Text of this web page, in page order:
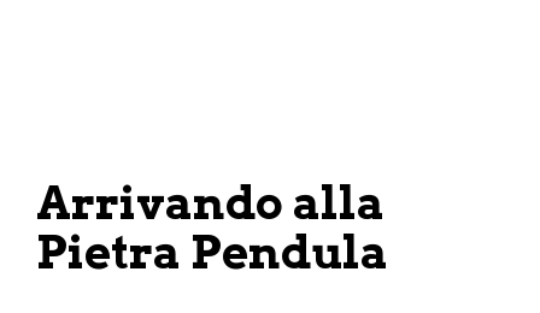
Arrivando alla
Pietra Pendula